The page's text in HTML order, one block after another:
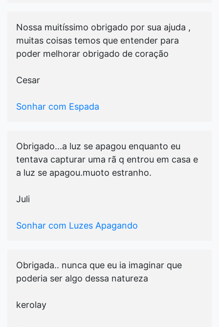
Nossa muitíssimo obrigado por sua ajuda ,
muitas coisas temos que entender para
poder melhorar obrigado de coração
Cesar
Sonhar com Espada
Obrigado...a luz se apagou enquanto eu
tentava capturar uma rã q entrou em casa e
a luz se apagou.muoto estranho.
Juli
Sonhar com Luzes Apagando
Obrigada.. nunca que eu ia imaginar que
poderia ser algo dessa natureza
kerolay